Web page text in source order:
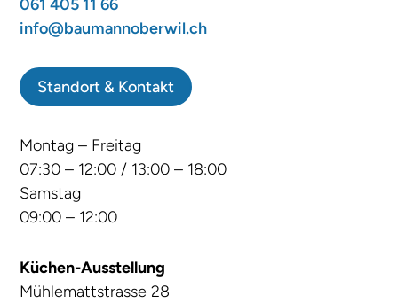
061 405 11 66
info@baumannoberwil.ch
Standort & Kontakt
Montag – Freitag
07:30 – 12:00 / 13:00 – 18:00
Samstag
09:00 – 12:00
Küchen-Ausstellung
Mühlemattstrasse 28